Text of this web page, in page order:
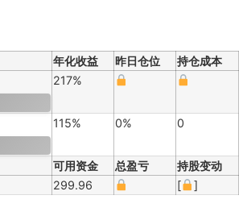
年化收益 昨日仓位 持仓成本
217%
115% 0% 0
可用资金 总盈亏
持股变动
299.96 [ ]